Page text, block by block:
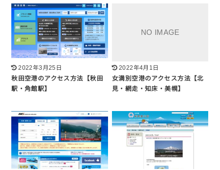
2022年3月25日
秋田空港のアクセス方法【秋田
駅・角館駅】
2022年4月1日
女満別空港のアクセス方法【北
見・網走・知床・美幌】